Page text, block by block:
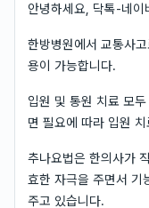
안녕하세요, 닥톡-네
한방병원에서 교통사
용이 가능합니다.
입원 및 통원 치료 모
면 필요에 따라 입원
추나요법은 한의사가
효한 자극을 주면서 기
주고 있습니다.